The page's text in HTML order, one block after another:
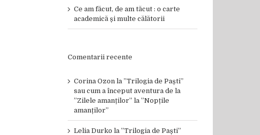
Ce am făcut, de am tăcut : o carte
academică și multe călătorii
Comentarii recente
Corina Ozon la ”Trilogia de Paști”
sau cum a început aventura de la
”Zilele amanților” la ”Nopțile
amanților”
Lelia Durko la ”Trilogia de Paști”